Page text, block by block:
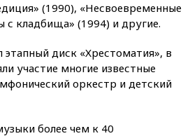
(1990), «Несвоевременные
с кладбища» (1994) и другие.
диск «Хрестоматия», в
участие многие известные
оркестр и детский
более чем к 40